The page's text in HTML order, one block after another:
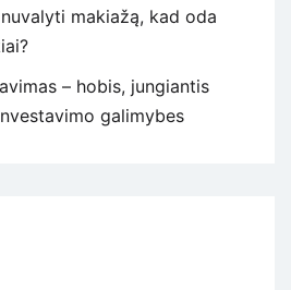
makiažą, kad oda
– hobis, jungiantis
galimybes